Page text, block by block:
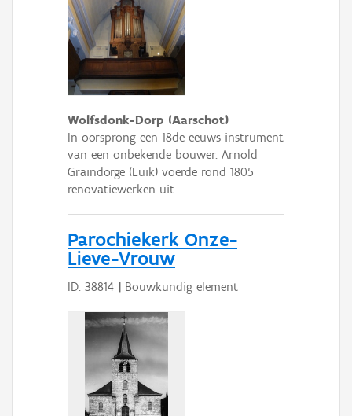
Wolfsdonk-Dorp (Aarschot)
In oorsprong een 18de-eeuws instrument
van een onbekende bouwer. Arnold
Graindorge (Luik) voerde rond 1805
renovatiewerken uit.
Parochiekerk Onze-
Lieve-Vrouw
ID: 38814 | Bouwkundig element